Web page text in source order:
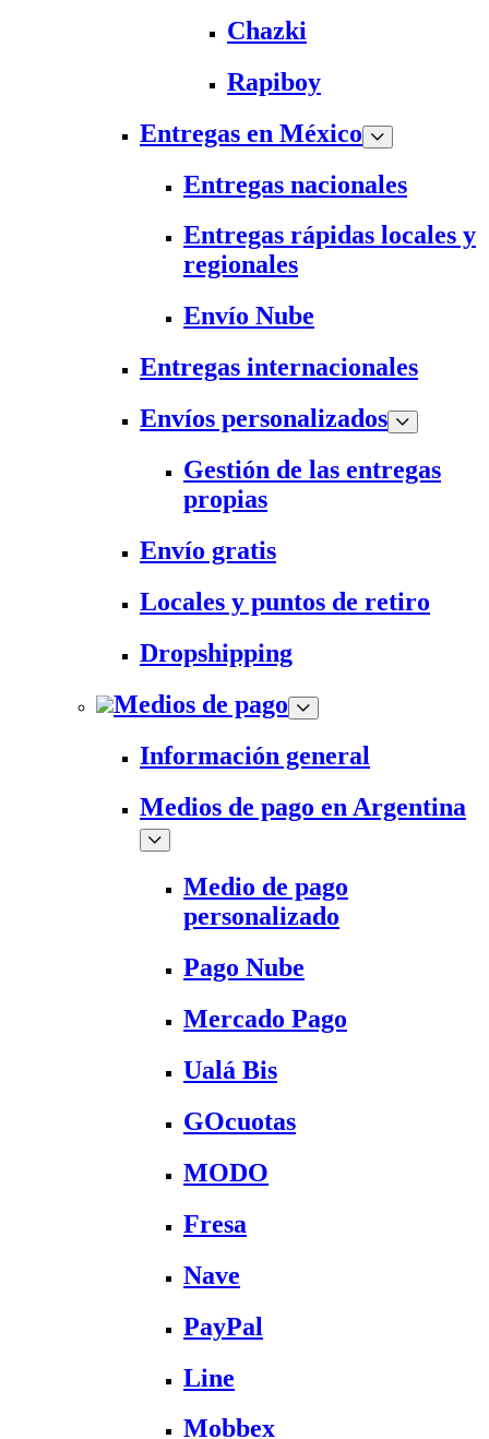
Chazki
Rapiboy
Entregas en México
Entregas nacionales
Entregas rápidas locales y
regionales
Envío Nube
Entregas internacionales
Envíos personalizados
Gestión de las entregas
propias
Envío gratis
Locales y puntos de retiro
Dropshipping
Medios de pago
Información general
Medios de pago en Argentina
Medio de pago
personalizado
Pago Nube
Mercado Pago
Ualá Bis
GOcuotas
MODO
Fresa
Nave
PayPal
Line
Mobbex